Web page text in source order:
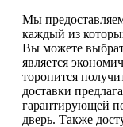
Мы
каждый из
Вы можете
является
торопится
доставки
гарантирующей
дверь. Также